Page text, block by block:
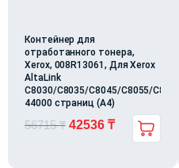
Контейнер для
отработанного тонера,
Xerox, 008R13061, Для Xerox
AltaLink
C8030/C8035/C8045/C8055/C8070,
44000 страниц (А4)
56715₸ 42536 ₸